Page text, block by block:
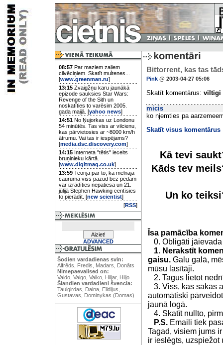
08:57 Par maziem zaļiem
cilvēciņiem. Skatīt multenes...
[www.greenman.ru]
13:15 Zvaigžņu karu jaunākā
epizode sauksies Star Wars:
Revenge of the Sith un
noskatīties to varēsim 2005.
gada maijā. [yahoo news]
14:51 No Ņujorkas uz Londonu
54 minūtēs. Tas viss ar vilcienu,
kas pārvietosies ar ~8000 km/h
ātrumu. Vai tas ir iespējams?
[media.dsc.discovery.com]
14:15 Interneta "tētis" iecelts
bruņinieku kārtā.
[www.digitmag.co.uk]
13:59 Teorija par to, ka melnajā
caurumā viss pazūd bez pēdām
var izrādīties nepatiesa un 21.
jūlijā Stephen Hawking centīsies
to pierādīt. [new scientist]
[RSS]
ADVANCED
Šodien vardadienas svin:
Alfrēds, Fredis, Madars, Donāts
Nimepaevalised on:
Vaido, Vaigo, Vaiko, Hiljar, Hiljo
Šiandien vardadieni švencia:
Taulgirdas, Daina, Elidijus,
Gustavas, Dominykas (Domas)
Bittorrent, kas tas
Pink @ 2003-04-27 05:06
Skatīt komentārus: viltīgi
micis
ko njemties pa
Skatīt visus komentārus
Kā tevi
Kāds tev
Un ko
Īsa pamācība
0. Obligāti jāievada
1. Nerakstīt
gaisu. Galu galā,
mūsu lasītāji.
2. Tagus lietot
3. Viss, kas sākās
automātiski
jaunā logā.
4. Skatīt nullto,
P.S. Emaili tiek
Tagad, visiem jums
ir ieslēgts, uzspiežot